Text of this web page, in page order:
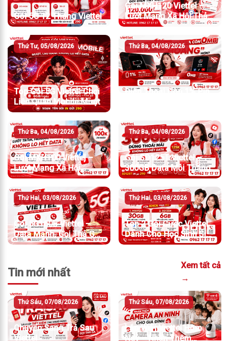
Gói 5G 12 Tháng Viettel
Gói MXH120 Viettel –
Lướt Mạng Xã Hội Thả
Ga, Gọi Điện Tiết Kiệm
Thứ Tư, 05/08/2026
Top Gói 5G Viettel Chơi
Liên Quân Mobile Mượt
Thứ Ba, 04/08/2026
Điện Thoại Còn 1% Pin
Thứ Ba, 04/08/2026
Gói MXH100 Viettel –
Lướt Mạng Xã Hội
Không Lo Hết Data
Thứ Ba, 04/08/2026
Gói SD125T Viettel –
300GB Data Mỗi Tháng
Thứ Hai, 03/08/2026
Gói 5G160B Viettel –
Data Mạnh, Gọi Thả Ga
Cho Cả Tháng
Thứ Hai, 03/08/2026
Top 2 Gói Cước Viettel
Dành Cho Học Sinh Sinh
Viên
Tin mới nhất
Xem tất cả
→
Thứ Sáu, 07/08/2026
Chuyển Sang Trả Sau
Viettel
Thứ Sáu, 07/08/2026
Lắp WiFi Viettel Hôm
Nay – Nhận Thêm